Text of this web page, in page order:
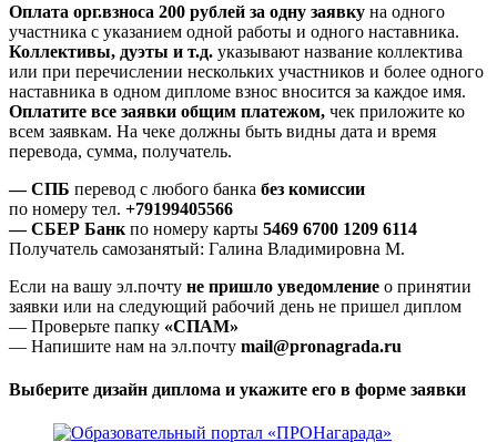
Оплата орг.взноса 200 рублей за одну заявку на одного
участника с указанием одной работы и одного наставника.
Коллективы, дуэты и т.д. указывают название коллектива
или при перечислении нескольких участников и более одного
наставника в одном дипломе взнос вносится за каждое имя.
Оплатите все заявки общим платежом, чек приложите ко
всем заявкам. На чеке должны быть видны дата и время
перевода, сумма, получатель.
— СПБ перевод с любого банка без комиссии
по номеру тел. +79199405566
— СБЕР Банк по номеру карты 5469 6700 1209 6114
Получатель самозанятый: Галина Владимировна М.
Если на вашу эл.почту не пришло уведомление о принятии
заявки или на следующий рабочий день не пришел диплом
— Проверьте папку «СПАМ»
— Напишите нам на эл.почту mail@pronagrada.ru
Выберите дизайн диплома и укажите его в форме заявки